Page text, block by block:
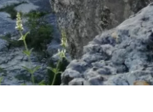
grand plaisir.Merci